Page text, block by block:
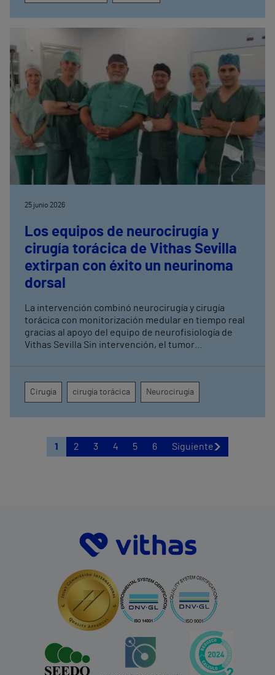
25 junio 2026
Los equipos de neurocirugía y
cirugía torácica de Vithas Sevilla
extirpan con éxito un neurinoma
dorsal
La intervención combinó neurocirugía y cirugía
torácica con monitorización medular en tiempo real
gracias al apoyo del equipo de neurofisiología de
Vithas Sevilla Sin intervención, el tumor
cadera hasta la región perianal
Cirugía cirugía torácica Neurocirugía
1 2 3 4 5 6 Siguiente